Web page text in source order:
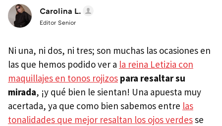
Carolina L.
Editor Senior
Ni una, ni dos, ni tres; son muchas las ocasiones en
las que hemos podido ver a la reina Letizia con
maquillajes en tonos rojizos para resaltar su
mirada, ¡y qué bien le sientan! Una apuesta muy
acertada, ya que como bien sabemos entre las
tonalidades que mejor resaltan los ojos verdesse